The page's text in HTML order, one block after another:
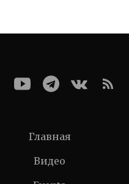
Главная
Видео